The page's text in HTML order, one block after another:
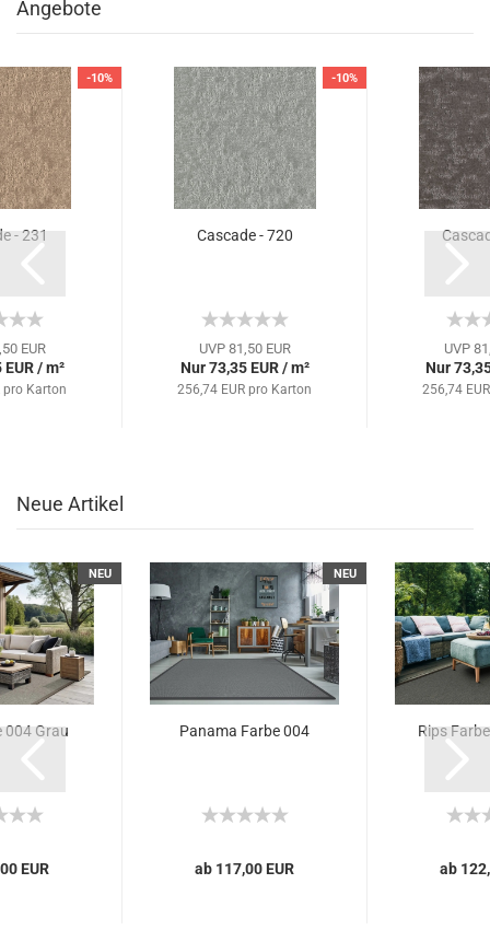
Angebote
-10%
- 231
EUR
/ m²
pro Karton
-10%
Cascade - 720
UVP 81,50 EUR
Nur 73,35 EUR / m²
256,74 EUR pro Karton
UVP
Nur
256,74
Neue Artikel
NEU
004 Grau
EUR
NEU
Panama Farbe 004
ab 117,00 EUR
Rips
ab